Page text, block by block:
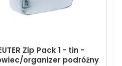
Zip Pack 1 - tin -
organizer podróżny